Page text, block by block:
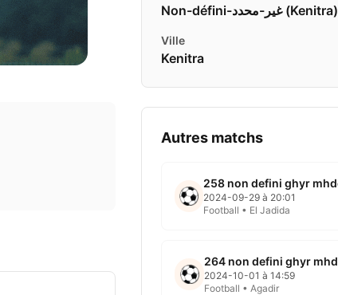
Non-défini-غير-محدد ( Kenitra)
Ville
Kenitra
Autres matchs
2024-09-29 à 20:01
Football • El Jadida
2024-10-01 à 14:59
Football • Agadir